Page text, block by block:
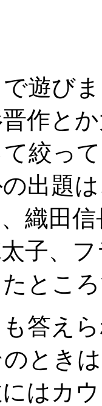
遊び
作と
絞っ
出題
織田
子、
とこ
答え
とき
はカ